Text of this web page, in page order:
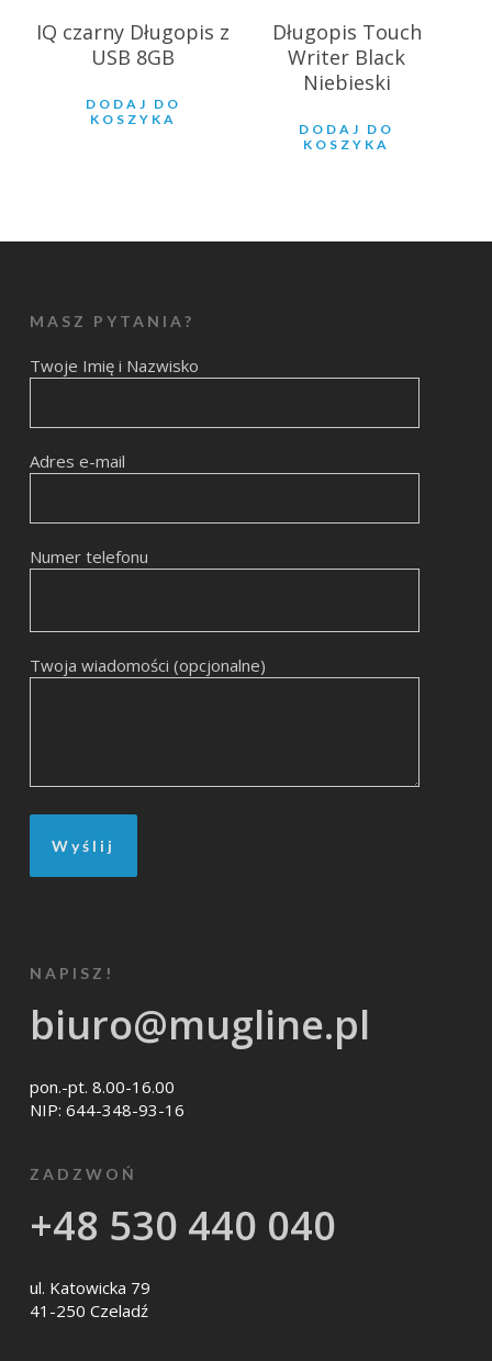
IQ czarny Długopis z
USB 8GB
DODAJ DO
KOSZYKA
Długopis Touch
Writer Black
Niebieski
DODAJ DO
KOSZYKA
MASZ PYTANIA?
Twoje Imię i Nazwisko
Adres e-mail
Numer telefonu
Twoja wiadomości (opcjonalne)
NAPISZ!
biuro@mugline.pl
pon.-pt. 8.00-16.00
NIP: 644-348-93-16
ZADZWOŃ
+48 530 440 040
ul. Katowicka 79
41-250 Czeladź